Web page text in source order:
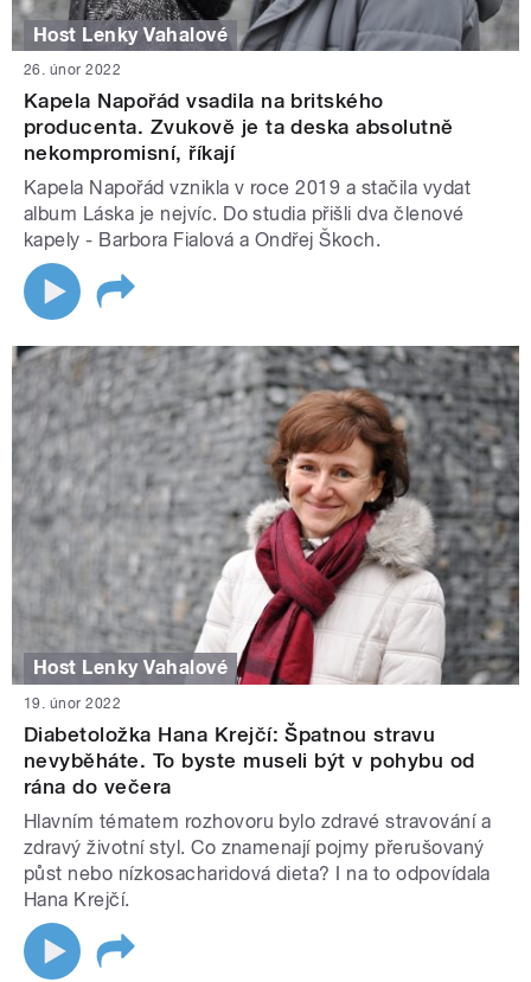
Host Lenky Vahalové
26. únor 2022
Kapela Napořád vsadila na britského
producenta. Zvukově je ta deska absolutně
nekompromisní, říkají
Kapela Napořád vznikla v roce 2019 a stačila vydat
album Láska je nejvíc. Do studia přišli dva členové
kapely - Barbora Fialová a Ondřej Škoch.
Host Lenky Vahalové
19. únor 2022
Diabetoložka Hana Krejčí: Špatnou stravu
nevyběháte. To byste museli být v pohybu od
rána do večera
Hlavním tématem rozhovoru bylo zdravé stravování a
zdravý životní styl. Co znamenají pojmy přerušovaný
půst nebo nízkosacharidová dieta? I na to odpovídala
Hana Krejčí.